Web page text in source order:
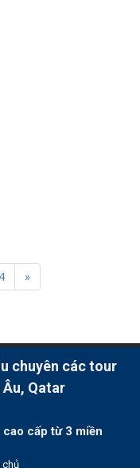
4 »
chuyên các tour
Âu, Qatar
cao cấp từ 3 miền
chủ